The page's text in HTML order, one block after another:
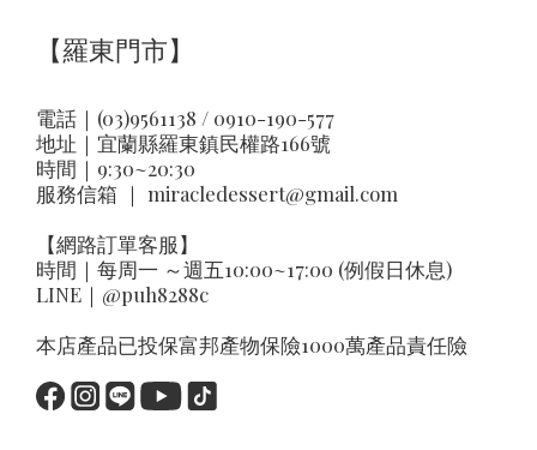
【羅東門市】
電話｜(03)9561138 / 0910-190-577
地址｜ 宜蘭縣羅東鎮民權路166號
時間｜9:30~20:30
服務信箱 ｜ miracledessert@gmail.com
【網路訂單客服】
時間｜每周一 ～週五10:00~17:00 (例假日休息)
LINE｜ @puh8288c
本店產品已投保富邦產物保險1000萬產品責任險